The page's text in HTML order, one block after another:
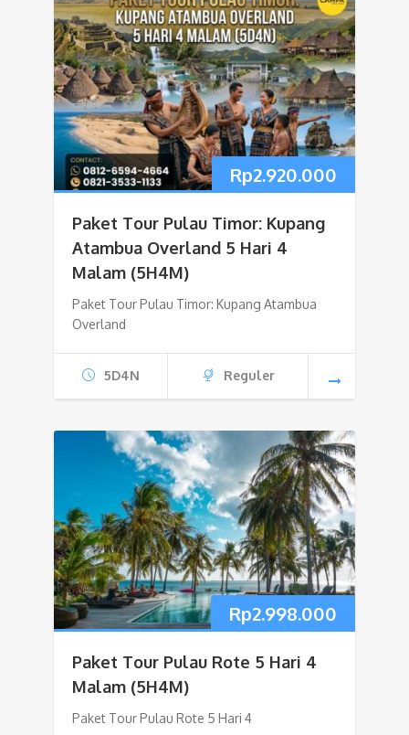
Rp2.920.000
Paket Tour Pulau Timor: Kupang
Atambua Overland 5 Hari 4
Malam (5H4M)
Paket Tour Pulau Timor: Kupang Atambua
Overland
5D4N Reguler
Rp2.998.000
Paket Tour Pulau Rote 5 Hari 4
Malam (5H4M)
Paket Tour Pulau Rote 5 Hari 4